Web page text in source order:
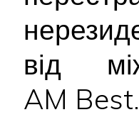
від
AM Best.